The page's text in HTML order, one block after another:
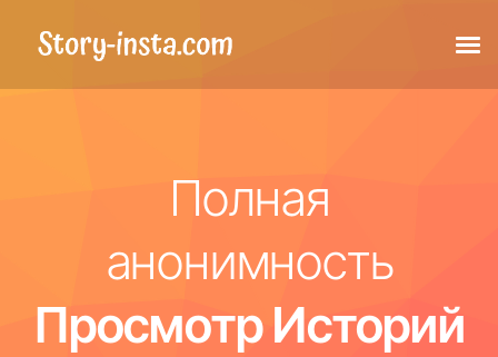
Сохраненные истории
Посты
Отмеченные посты
Полная
анонимность
Просмотр Историй